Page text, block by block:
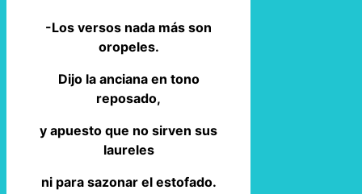
-Los versos nada más son
oropeles.
Dijo la anciana en tono
reposado,
y apuesto que no sirven sus
laureles
ni para sazonar el estofado.